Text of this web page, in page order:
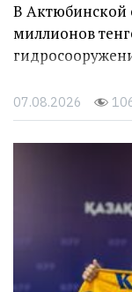
В Актюбинской
миллионов
07.08.2026